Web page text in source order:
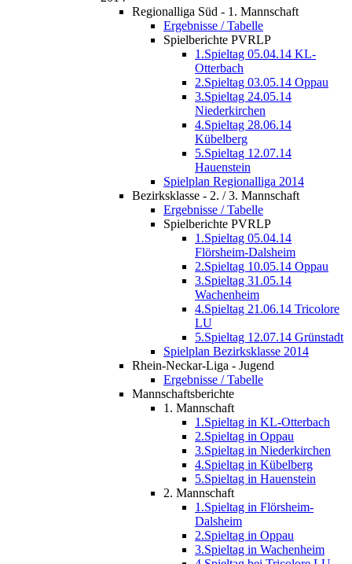
Regionalliga Süd - 1. Mannschaft
Ergebnisse / Tabelle
Spielberichte PVRLP
1.Spieltag 05.04.14 KL-
Otterbach
2.Spieltag 03.05.14 Oppau
3.Spieltag 24.05.14
Niederkirchen
4.Spieltag 28.06.14
Kübelberg
5.Spieltag 12.07.14
Hauenstein
Spielplan Regionalliga 2014
Bezirksklasse - 2. / 3. Mannschaft
Ergebnisse / Tabelle
Spielberichte PVRLP
1.Spieltag 05.04.14
Flörsheim-Dalsheim
2.Spieltag 10.05.14 Oppau
3.Spieltag 31.05.14
Wachenheim
4.Spieltag 21.06.14 Tricolore
LU
5.Spieltag 12.07.14 Grünstadt
Spielplan Bezirksklasse 2014
Rhein-Neckar-Liga - Jugend
Ergebnisse / Tabelle
Mannschaftsberichte
1. Mannschaft
1.Spieltag in KL-Otterbach
2.Spieltag in Oppau
3.Spieltag in Niederkirchen
4.Spieltag in Kübelberg
5.Spieltag in Hauenstein
2. Mannschaft
1.Spieltag in Flörsheim-
Dalsheim
2.Spieltag in Oppau
3.Spieltag in Wachenheim